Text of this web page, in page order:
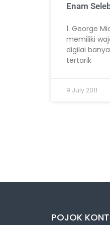
Enam
1. George
memiliki
digilai
tertarik
9 July 2011
POJOK